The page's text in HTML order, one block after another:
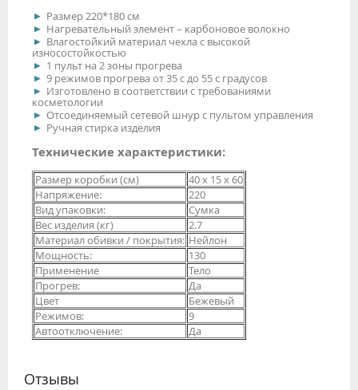
Размер 220*180 см
Нагревательный элемент – карбоновое волокно
Влагостойкий материал чехла с высокой
износостойкостью
1 пульт на 2 зоны прогрева
9 режимов прогрева от 35 с до 55 с градусов
Изготовлено в соответствии с требованиями
косметологии
Отсоединяемый сетевой шнур с пультом управления
Ручная стирка изделия
Технические характеристики:
Размер коробки (см)
40 x 15 x 60
Напряжение:
220
Вид упаковки:
Сумка
Вес изделия (кг)
2.7
Материал обивки / покрытия: Нейлон
Мощность:
130
Применение
Тело
Прогрев:
Да
Цвет
Бежевый
Режимов:
9
Автоотключение:
Да
Отзывы